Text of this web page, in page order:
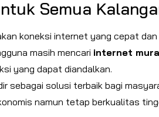
Semua
koneksi internet yang cepat
masih mencari internet
yang dapat diandalkan.
sebagai solusi terbaik bagi
namun tetap berkualitas